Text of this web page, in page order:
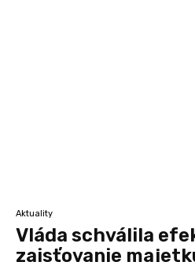
Aktuality
Vláda schválila
zaisťovanie